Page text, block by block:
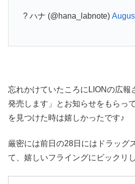
? ハナ (@hana_labnote)
忘れかけていたころにLIONの広報
発売します」とお知らせをもらっ
を見つけた時は嬉しかったです♪
厳密には前日の28日にはドラッグ
て、嬉しいフライングにビックリ